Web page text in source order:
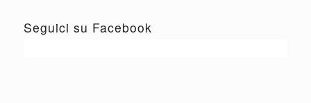
Seguici su Facebook